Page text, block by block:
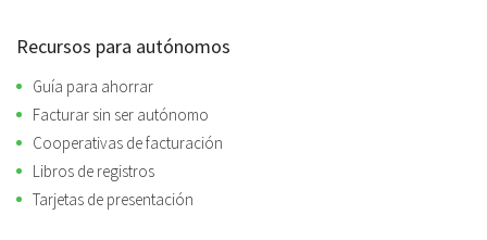
Recursos para autónomos
Guía para ahorrar
Facturar sin ser autónomo
Cooperativas de facturación
Libros de registros
Tarjetas de presentación